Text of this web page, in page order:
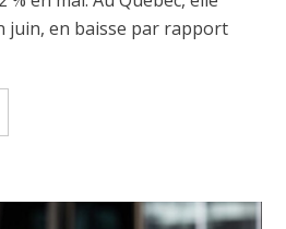
juin, en baisse par rapport